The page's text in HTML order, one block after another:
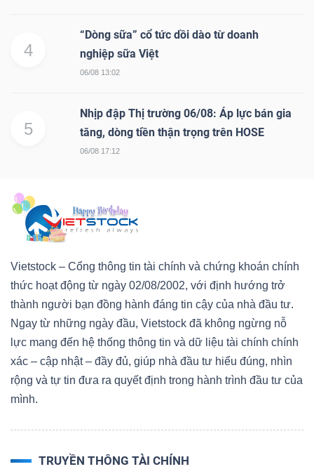
4
“Dòng sữa” cổ tức dồi dào từ doanh
nghiệp sữa Việt
06/08 13:02
5
Nhịp đập Thị trường 06/08: Áp lực bán gia
tăng, dòng tiền thận trọng trên HOSE
06/08 17:12
Vietstock – Cổng thông tin tài chính và chứng khoán chính
thức hoạt động từ ngày 02/08/2002, với định hướng trở
thành người bạn đồng hành đáng tin cậy của nhà đầu tư.
Ngay từ những ngày đầu, Vietstock đã không ngừng nỗ
lực mang đến hệ thống thông tin và dữ liệu tài chính chính
xác – cập nhật – đầy đủ, giúp nhà đầu tư hiểu đúng, nhìn
rộng và tự tin đưa ra quyết định trong hành trình đầu tư của
mình.
TRUYỀN THÔNG TÀI CHÍNH